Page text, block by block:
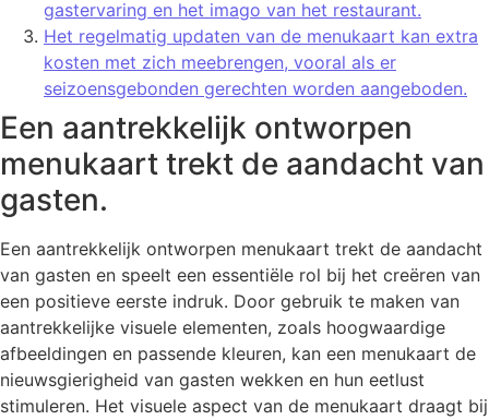
gastervaring en het imago van het restaurant.
Het regelmatig updaten van de menukaart kan extra
kosten met zich meebrengen, vooral als er
seizoensgebonden gerechten worden aangeboden.
Een aantrekkelijk ontworpen
menukaart trekt de aandacht van
gasten.
Een aantrekkelijk ontworpen menukaart trekt de aandacht
van gasten en speelt een essentiële rol bij het creëren van
een positieve eerste indruk. Door gebruik te maken van
aantrekkelijke visuele elementen, zoals hoogwaardige
afbeeldingen en passende kleuren, kan een menukaart de
nieuwsgierigheid van gasten wekken en hun eetlust
stimuleren. Het visuele aspect van de menukaart draagt bij